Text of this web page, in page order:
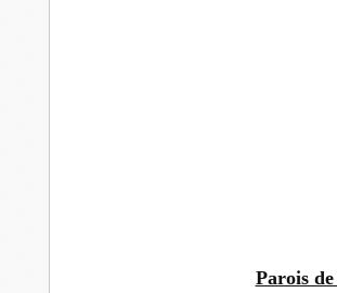
Parois